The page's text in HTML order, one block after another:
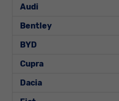
Audi
Bentley
BYD
Cupra
Dacia